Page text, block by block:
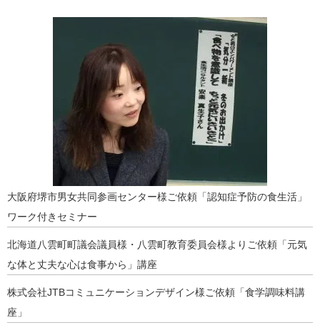
大阪府堺市男女共同参画センター様ご依頼「認知症予防の食生活」
ワーク付きセミナー
北海道八雲町町議会議員様・八雲町教育委員会様よりご依頼「元気
な体と丈夫な心は食事から」講座
株式会社JTBコミュニケーションデザイン様ご依頼「食学調味料講
座」